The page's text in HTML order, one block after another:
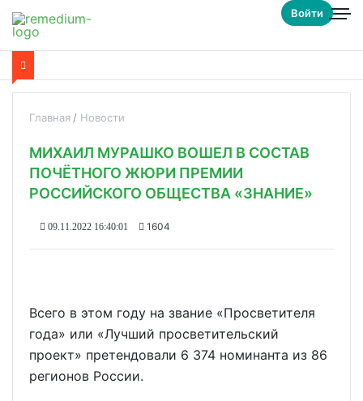
Войти
Главная Новости
МИХАИЛ МУРАШКО ВОШЕЛ В СОСТАВ
ПОЧЁТНОГО ЖЮРИ ПРЕМИИ
РОССИЙСКОГО ОБЩЕСТВА «ЗНАНИЕ»
09.11.2022 16:40:01 1604
Всего в этом году на звание «Просветителя
года» или «Лучший просветительский
проект» претендовали 6 374 номинанта из 86
регионов России.